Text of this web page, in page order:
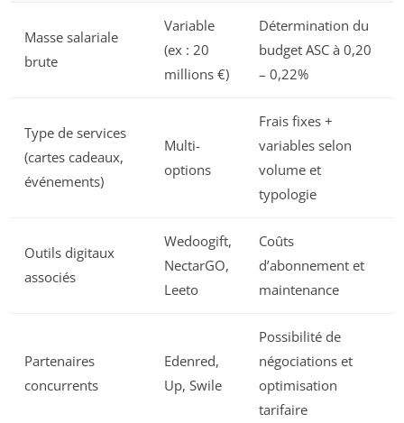
Masse salariale
brute
Variable
(ex : 20
millions €)
Détermination du
budget ASC à 0,20
– 0,22%
Type de services
(cartes cadeaux,
événements)
Multi-
options
Frais fixes +
variables selon
volume et
typologie
Outils digitaux
associés
Wedoogift,
NectarGO,
Leeto
Coûts
d’abonnement et
maintenance
Partenaires
concurrents
Edenred,
Up, Swile
Possibilité de
négociations et
optimisation
tarifaire